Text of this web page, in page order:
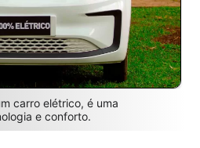
carro elétrico, é uma
e conforto.